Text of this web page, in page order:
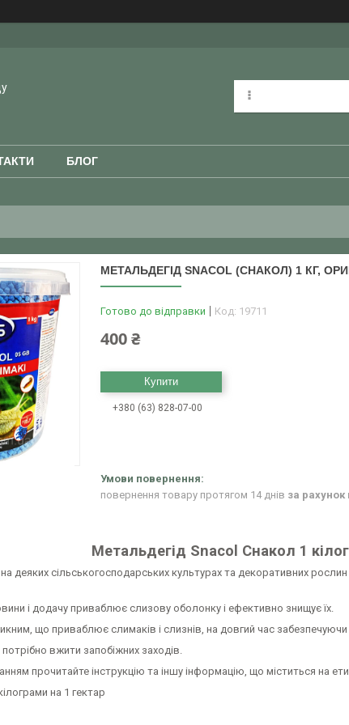
БЛОГ
МЕТАЛЬДЕГІД SNACOL (СНАКОЛ) 1 КГ,
Готово до відправки Код: 19711
400 ₴
Купити
+380 (63) 828-07-00
повернення товару протягом 14 днів за рахунок
Метальдегід Snacol Снакол 1
деяких сільськогосподарських культурах та декоративних
і додачу приваблює слизову оболонку і ефективно знищує їх.
що приваблює слимаків і слизнів, на довгий час
вжити запобіжних заходів.
прочитайте інструкцію та іншу інформацію, що міститься на
на 1 гектар